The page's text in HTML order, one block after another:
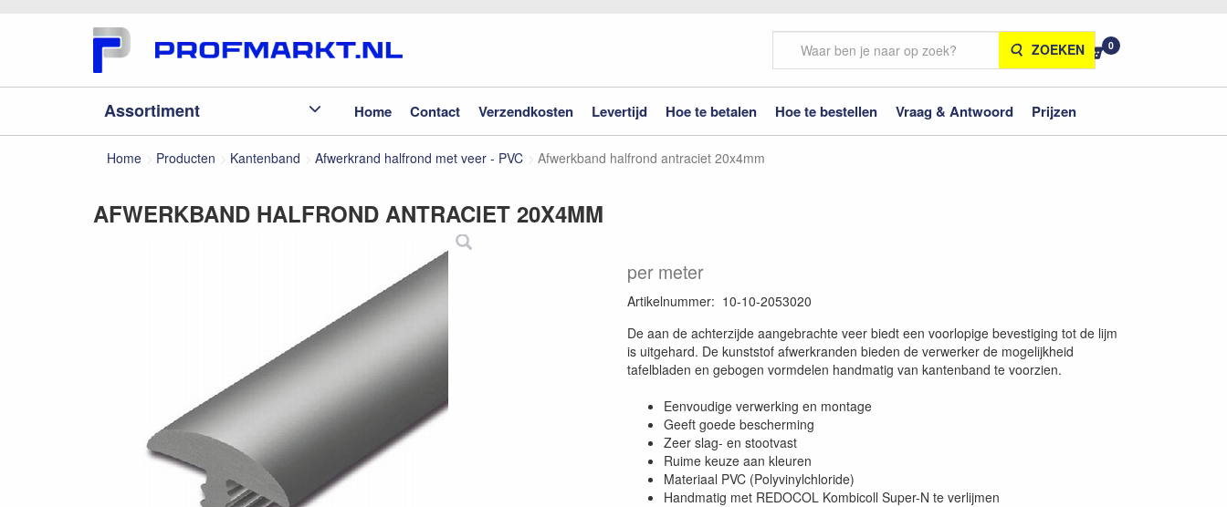
ZOEKEN 0
Assortiment Home Contact Verzendkosten Levertijd Hoe te betalen Hoe te bestellen Vraag & Antwoord Prijzen
Home Producten Kantenband Afwerkrand halfrond met veer - PVC Afwerkband halfrond antraciet 20x4mm
AFWERKBAND HALFROND ANTRACIET 20X4MM
per meter
Artikelnummer: 10-10-2053020
De aan de achterzijde aangebrachte veer biedt een voorlopige bevestiging tot de lijm
is uitgehard. De kunststof afwerkranden bieden de verwerker de mogelijkheid
tafelbladen en gebogen vormdelen handmatig van kantenband te voorzien.
Eenvoudige verwerking en montage
Geeft goede bescherming
Zeer slag- en stootvast
Ruime keuze aan kleuren
Materiaal PVC (Polyvinylchloride)
Handmatig met REDOCOL Kombicoll Super-N te verlijmen